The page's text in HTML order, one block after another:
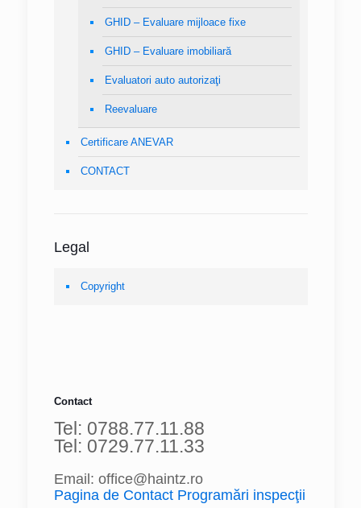
GHID – Evaluare mijloace fixe
GHID – Evaluare imobiliară
Evaluatori auto autorizaţi
Reevaluare
Certificare ANEVAR
CONTACT
Legal
Copyright
Contact
Tel: 0788.77.11.88
Tel: 0729.77.11.33
Email: office@haintz.ro
Pagina de Contact Programări inspecţii